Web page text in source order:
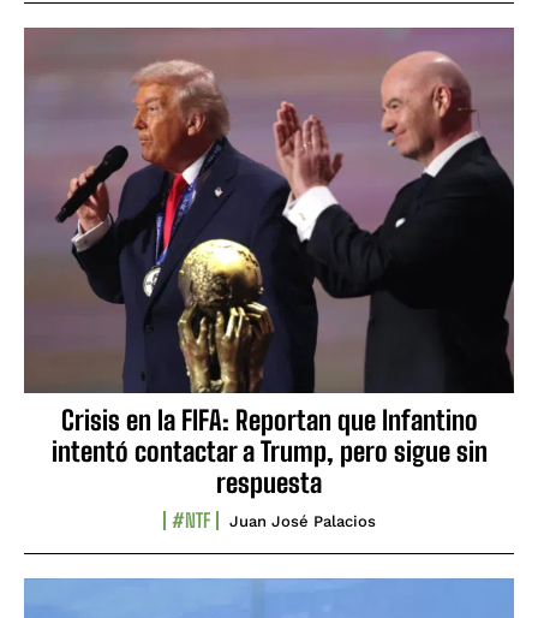
Crisis en la FIFA: Reportan que Infantino
intentó contactar a Trump, pero sigue sin
respuesta
#NTF Juan José Palacios